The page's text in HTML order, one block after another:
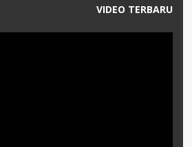
VIDEO TERBARU